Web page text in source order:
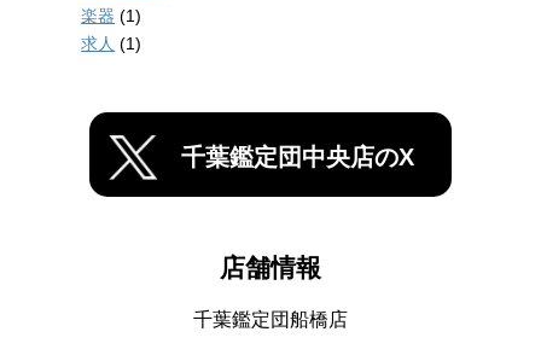
楽器 (1)
求人 (1)
千葉鑑定団中央店のX
店舗情報
千葉鑑定団船橋店